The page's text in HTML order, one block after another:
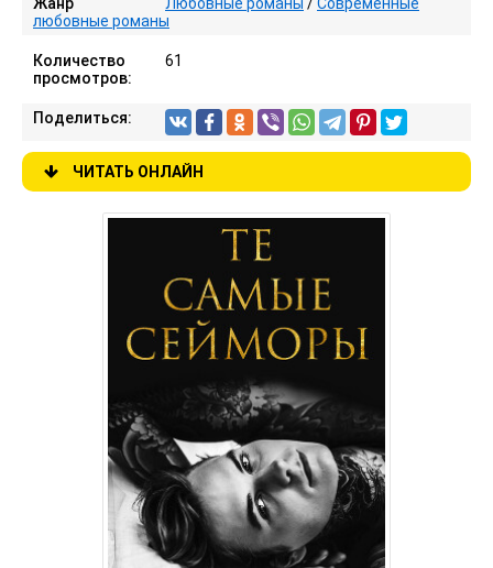
любовные романы
Количество
просмотров:
61
Поделиться:
ЧИТАТЬ ОНЛАЙН